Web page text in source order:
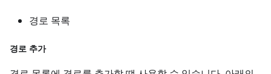
경로 목록
경로 추가